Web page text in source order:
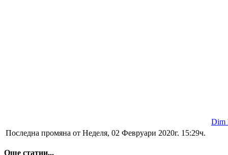
Dim
Последна промяна от Неделя, 02 Февруари 2020г. 15:29ч.
Още статии...